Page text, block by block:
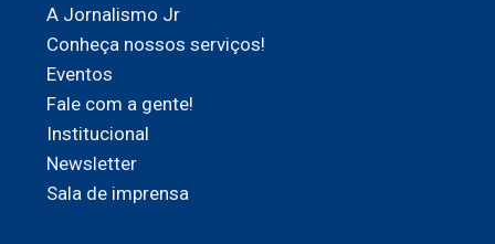
A Jornalismo Jr
Conheça nossos serviços!
Eventos
Fale com a gente!
Institucional
Newsletter
Sala de imprensa